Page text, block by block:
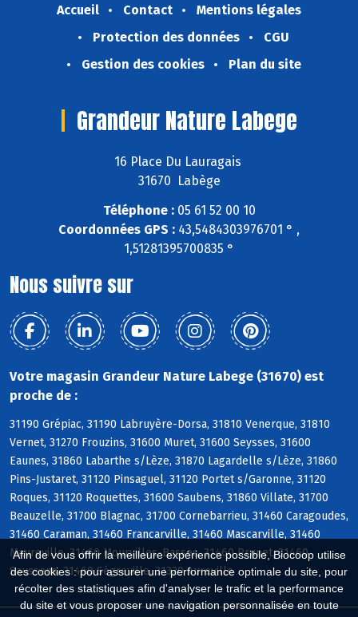
Afin de vous offrir la meilleure expérience possible, Biocoop utilise
des cookies : pour assurer une performance optimale du site, pour
récolter des statistiques afin d'analyser le trafic et la performance
du site et vous proposer une navigation personnalisée en toute
Accueil Contact
Mentions légales
Protection des données
CGU
Gestion des cookies
Plan du site
Grandeur Nature Labege
16 Place Du Lauragais
31670 Labège
Téléphone :05 61 52 00 10
Coordonnées GPS : 43,5484303976701 ° ,
1,51281395700835 °
Nous suivre sur
Votre magasin Grandeur Nature Labege (31670) est
proche de :
31190 Grépiac, 31190 Labruyère-Dorsa, 31810 Venerque, 31810
Vernet, 31270 Frouzins, 31600 Muret, 31600 Seysses, 31600
Eaunes, 31860 Labarthe s/Lèze, 31870 Lagardelle s/Lèze, 31860
Pins-Justaret, 31120 Pinsaguel, 31120 Portet s/Garonne, 31120
Roques, 31120 Roquettes, 31600 Saubens, 31860 Villate, 31700
Beauzelle, 31700 Blagnac, 31700 Cornebarrieu, 31460 Caragoudes,
31460 Caraman, 31460 Francarville, 31460 Mascarville, 31460
Maureville, 31460 Mourvilles-Basses, 31460 Prunet, 31460
Saussens, 31460 Ségreville, 31320 Aureville